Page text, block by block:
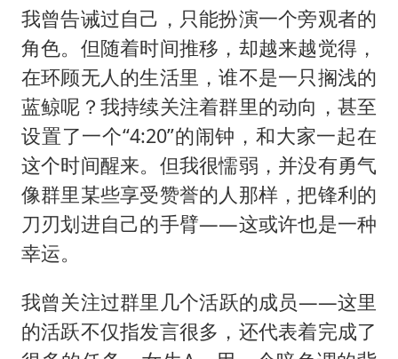
我曾告诫过自己，只能扮演一个旁观者的
角色。但随着时间推移，却越来越觉得，
在环顾无人的生活里，谁不是一只搁浅的
蓝鲸呢？我持续关注着群里的动向，甚至
设置了一个“4:20”的闹钟，和大家一起在
这个时间醒来。但我很懦弱，并没有勇气
像群里某些享受赞誉的人那样，把锋利的
刀刃划进自己的手臂——这或许也是一种
幸运。
我曾关注过群里几个活跃的成员——这里
的活跃不仅指发言很多，还代表着完成了